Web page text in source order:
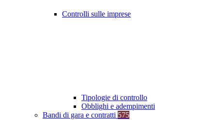
Controlli sulle imprese
Tipologie di controllo
Obblighi e adempimenti
Bandi di gara e contratti 575